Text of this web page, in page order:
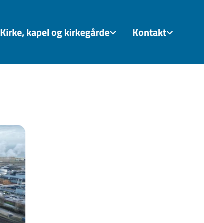
Kirke, kapel og kirkegårde Kontakt